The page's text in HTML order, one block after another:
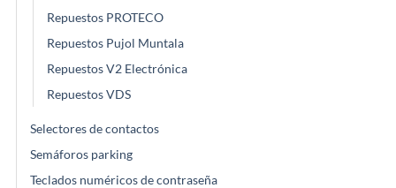
Repuestos PROTECO
Repuestos Pujol Muntala
Repuestos V2 Electrónica
Repuestos VDS
Selectores de contactos
Semáforos parking
Teclados numéricos de contraseña